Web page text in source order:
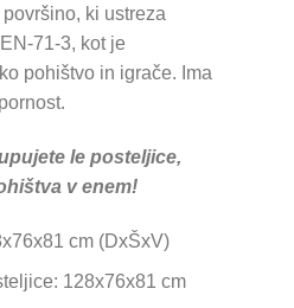
ki ustreza
71-3, kot je
pohištvo in igrače. Ima
le posteljice,
v enem!
cm (DxŠxV)
128x76x81 cm